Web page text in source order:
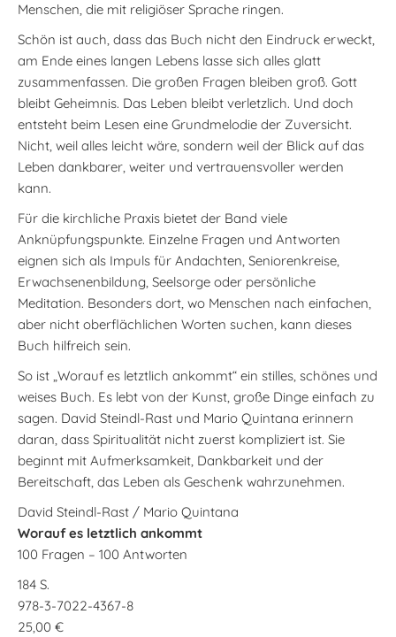
Menschen, die mit religiöser Sprache ringen.
Schön ist auch, dass das Buch nicht den Eindruck erweckt,
am Ende eines langen Lebens lasse sich alles glatt
zusammenfassen. Die großen Fragen bleiben groß. Gott
bleibt Geheimnis. Das Leben bleibt verletzlich. Und doch
entsteht beim Lesen eine Grundmelodie der Zuversicht.
Nicht, weil alles leicht wäre, sondern weil der Blick auf das
Leben dankbarer, weiter und vertrauensvoller werden
kann.
Für die kirchliche Praxis bietet der Band viele
Anknüpfungspunkte. Einzelne Fragen und Antworten
eignen sich als Impuls für Andachten, Seniorenkreise,
Erwachsenenbildung, Seelsorge oder persönliche
Meditation. Besonders dort, wo Menschen nach einfachen,
aber nicht oberflächlichen Worten suchen, kann dieses
Buch hilfreich sein.
So ist „Worauf es letztlich ankommt“ ein stilles, schönes und
weises Buch. Es lebt von der Kunst, große Dinge einfach zu
sagen. David Steindl-Rast und Mario Quintana erinnern
daran, dass Spiritualität nicht zuerst kompliziert ist. Sie
beginnt mit Aufmerksamkeit, Dankbarkeit und der
Bereitschaft, das Leben als Geschenk wahrzunehmen.
David Steindl-Rast / Mario Quintana
Worauf es letztlich ankommt
100 Fragen – 100 Antworten
184 S.
978-3-7022-4367-8
25,00 €